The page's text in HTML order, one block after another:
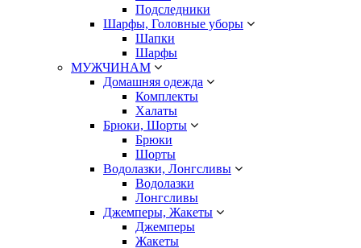
Подследники
Шарфы, Головные уборы
Шапки
Шарфы
МУЖЧИНАМ
Домашняя одежда
Комплекты
Халаты
Брюки, Шорты
Брюки
Шорты
Водолазки, Лонгсливы
Водолазки
Лонгсливы
Джемперы, Жакеты
Джемперы
Жакеты